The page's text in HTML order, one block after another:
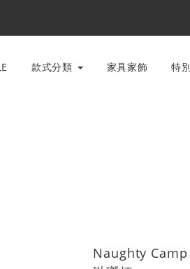
款式分類 家具家飾 特
Naughty